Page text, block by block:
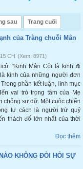
sau Trang cuối
của Tràng chuỗi Mân
CH (Xem: 8971)
“Kinh Mân Côi là kinh đi
kinh của những người đơn
phần kết luận, linh mục
vai trò trọng tâm của Mẹ
chống sự dữ. Một cuộc chiến
tư cách là người trừ quỷ
thách đố lớn nhất của thời
Đọc thêm
KHÔNG ĐÒI HỎI SỰ